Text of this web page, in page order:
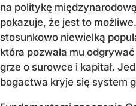
na politykę
pokazuje, że jest to
stosunkowo niewielką
która pozwala mu
grze o surowce i kapitał.
bogactwa kryje się system